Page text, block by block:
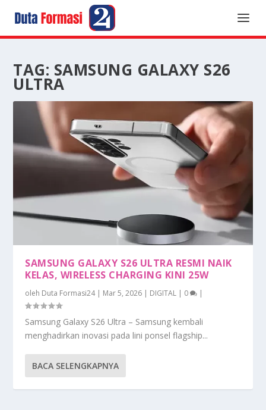
TAG: SAMSUNG GALAXY S26
ULTRA
SAMSUNG GALAXY S26 ULTRA RESMI NAIK
KELAS, WIRELESS CHARGING KINI 25W
oleh Duta Formasi24| Mar 5, 2026 | DIGITAL | 0 |
Samsung Galaxy S26 Ultra – Samsung kembali
menghadirkan inovasi pada lini ponsel flagship...
BACA SELENGKAPNYA